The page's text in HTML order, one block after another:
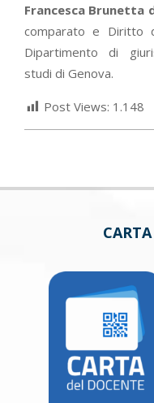
Francesca Brunetta
comparato e Diritto
Dipartimento di
studi di Genova.
Post Views: 1.148